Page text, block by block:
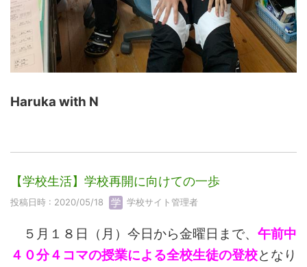
Haruka with N
【学校生活】学校再開に向けての一歩
投稿日時 : 2020/05/18 学校サイト管理者
５月１８日（月）今日から金曜日まで、 午前中
４０分４コマの授業による全校生徒の登校となり